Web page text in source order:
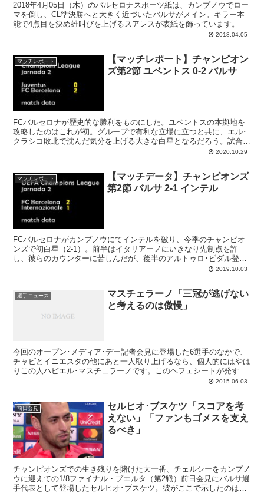
2018年4月05日（木）のバルセロナスポーツ紙は、カンプノウでロー
マを倒し、CL準決勝へと大きく近づいたバルサがメイン。キラー本
能で4点目を決め雄叫びを上げるスアレスが表紙を飾っています。
2018.04.05
マッチレポート
【マッチレポート】チャンピオン
ズ第2節 ユベントス 0-2 バルサ
FCバルセロナが歴史的な勝利をものにした。ユベントスの本拠地を
攻略したのはこれが初。グループで有利な立場に立つと共に、エル･
クラシコ敗北で沈んだ気分を上げる大きな白星となるだろう。試合は
全般的にバルサが支配。モラタに3度ネットを揺らされたが、全てオ
ンベレが価値ある先制点、ペドリも輝く。攻撃陣のシュート精度がも
う少し上がれば。
2020.10.29
マッチレポート
【マッチデータ】チャンピオンズ
第2節 バルサ 2-1 インテル
FCバルセロナがカンプノウにてインテルを破り、今季のチャンピオ
ンズで初白星（2-1）。前半はイタリアーノにいきなり先制点を許
し、彼らのカウンターに苦しんだが、後半のアルトゥロ･ビダル登場
からは一転してバルサのペース。メッシの動きが活発化し、ルイス･
2019.10.03
選手ニュース
マスチェラーノ「三冠が逃げない
と考えるのは傲慢」
今回のオープン･メディア･デー記者会見に登場した6選手のなかで、
チャビとイニエスタの他にあと一人取り上げるなら、個人的にはやは
りこの人ハビエル･マスチェラーノです。このヘフェシートが発する
言葉は信頼感に満ち、毎回勉強になりました！という気持ちになる。
2015.06.03
前日会見
セルヒオ･ブスケツ「スコアを考
えない」「ファンもゴメスを支え
るべき」
チャンピオンズでの生き残りを賭けた大一番、チェルシーをカンプノ
ウに迎えての1/8ファイナル・ブエルタ（第2戦）前日会見にバルサ選
手代表として登場したセルヒオ･ブスケツ。彼がここで示したのは、